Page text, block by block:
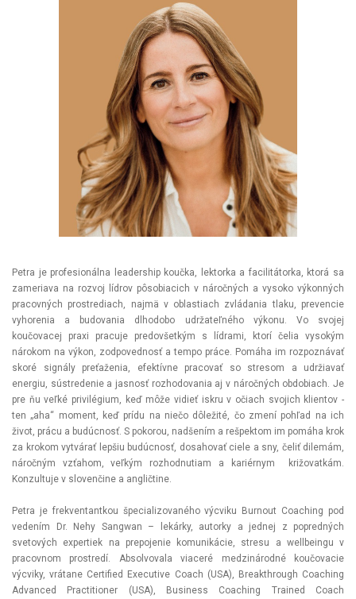
Petra je profesionálna leadership koučka, lektorka a facilitátorka, ktorá sa
zameriava na rozvoj lídrov pôsobiacich v náročných a vysoko výkonných
pracovných prostrediach, najmä v oblastiach zvládania tlaku, prevencie
vyhorenia a budovania dlhodobo udržateľného výkonu. Vo svojej
koučovacej praxi pracuje predovšetkým s lídrami, ktorí čelia vysokým
nárokom na výkon, zodpovednosť a tempo práce. Pomáha im rozpoznávať
skoré signály preťaženia, efektívne pracovať so stresom a udržiavať
energiu, sústredenie a jasnosť rozhodovania aj v náročných obdobiach. Je
pre ňu veľké privilégium, keď môže vidieť iskru v očiach svojich klientov -
ten „aha“ moment, keď prídu na niečo dôležité, čo zmení pohľad na ich
život, prácu a budúcnosť. S pokorou, nadšením a rešpektom im pomáha krok
za krokom vytvárať lepšiu budúcnosť, dosahovať ciele a sny, čeliť dilemám,
náročným vzťahom, veľkým rozhodnutiam a kariérnym križovatkám.
Konzultuje v slovenčine a angličtine.
Petra je frekventantkou špecializovaného výcviku Burnout Coaching pod
vedením Dr. Nehy Sangwan – lekárky, autorky a jednej z popredných
svetových expertiek na prepojenie komunikácie, stresu a wellbeingu v
pracovnom prostredí. Absolvovala viaceré medzinárodné koučovacie
výcviky, vrátane Certified Executive Coach (USA), Breakthrough Coaching
Advanced Practitioner (USA), Business Coaching Trained Coach